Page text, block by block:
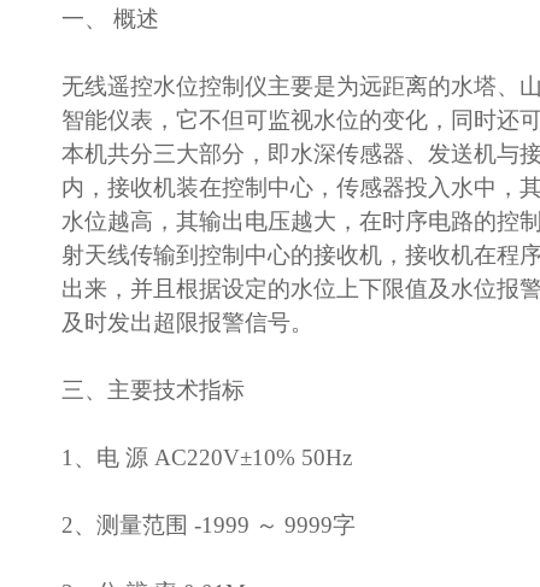
一、 概述
无线遥控水位控制仪主要是为远距离的水塔、
智能仪表，它不但可监视水位的变化，同时还
本机共分三大部分，即水深传感器、发送机与
内，接收机装在控制中心，传感器投入水中，
水位越高，其输出电压越大，在时序电路的控
射天线传输到控制中心的接收机，接收机在程
出来，并且根据设定的水位上下限值及水位报
及时发出超限报警信号。
三、主要技术指标
1、电 源 AC220V±10% 50Hz
2、测量范围 -1999 ～ 9999字